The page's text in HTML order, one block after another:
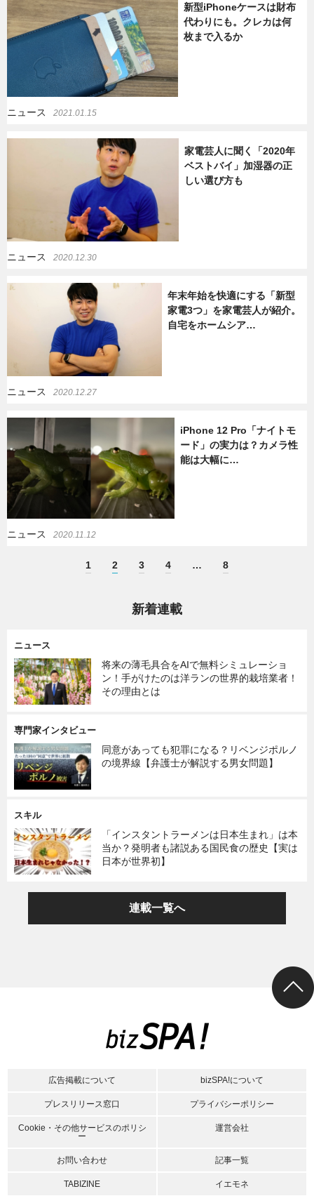
新型iPhoneケースは財布
代わりにも。クレカは何
枚まで入るか
ニュース 2021.01.15
家電芸人に聞く「2020年
ベストバイ」加湿器の正
しい選び方も
ニュース 2020.12.30
年末年始を快適にする「新型
家電3つ」を家電芸人が紹介。
自宅をホームシア…
ニュース 2020.12.27
iPhone 12 Pro「ナイトモ
ード」の実力は？カメラ性
能は大幅に…
ニュース 2020.11.12
1 2 3 4 … 8
新着連載
ニュース
将来の薄毛具合をAIで無料シミュレーショ
ン！手がけたのは洋ランの世界的栽培業者！
その理由とは
専門家インタビュー
同意があっても犯罪になる？リベンジポルノ
の境界線【弁護士が解説する男女問題】
スキル
「インスタントラーメンは日本生まれ」は本
当か？発明者も諸説ある国民食の歴史【実は
日本が世界初】
連載一覧へ
広告掲載について bizSPA!について
プレスリリース窓口 プライバシーポリシー
Cookie・その他サービスのポリシ
ー
運営会社
お問い合わせ 記事一覧
TABIZINE イエモネ